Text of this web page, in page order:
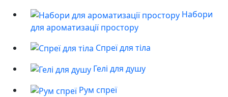
Набори
для ароматизації простору
Спреї для тіла
Гелі для душу
Рум спреї